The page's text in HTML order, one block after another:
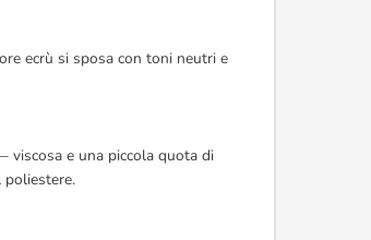
ecrù si sposa con toni neutri e
viscosa e una piccola quota di